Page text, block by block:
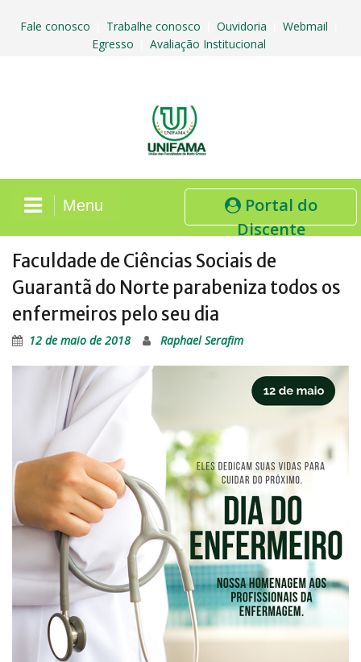
Fale conosco Trabalhe conosco Ouvidoria Webmail
Egresso Avaliação Institucional
Portal do
Discente
Menu
Faculdade de Ciências Sociais de
Guarantã do Norte parabeniza todos os
enfermeiros pelo seu dia
12 de maio de 2018 Raphael Serafim